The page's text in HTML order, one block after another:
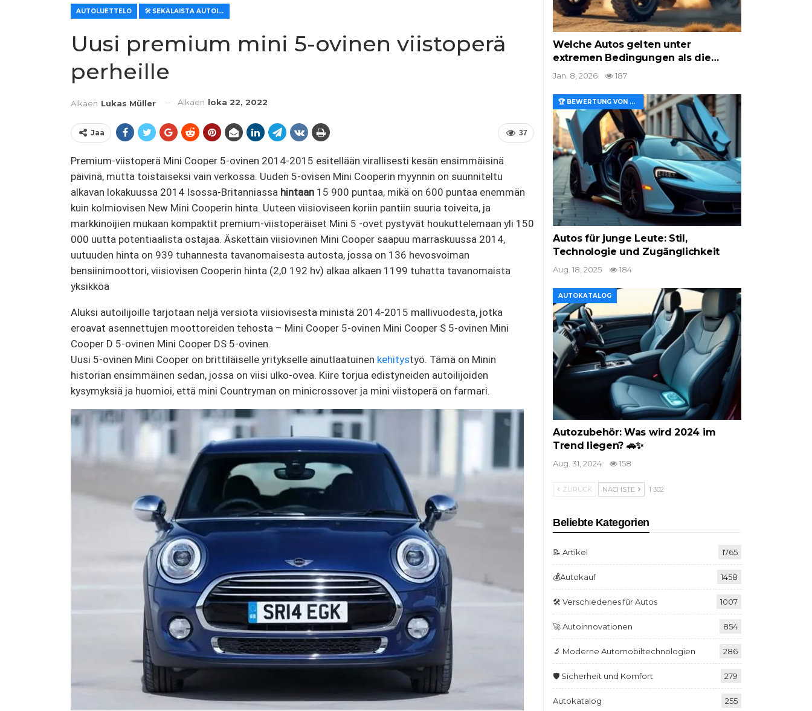
AUTOLUETTELO 🛠️ SEKALAISTA AUTOILLE
Uusi premium mini 5-ovinen viistoperä
perheille
Alkaen Lukas Müller Alkaen loka 22, 2022
37
Jaa
Premium-viistoperä Mini Cooper 5-ovinen 2014-2015 esitellään virallisesti kesän ensimmäisinä
päivinä, mutta toistaiseksi vain verkossa. Uuden 5-ovisen Mini Cooperin myynnin on suunniteltu
alkavan lokakuussa 2014 Isossa-Britanniassa hintaan 15 900 puntaa, mikä on 600 puntaa enemmän
kuin kolmiovisen New Mini Cooperin hinta. Uuteen viisioviseen koriin pantiin suuria toiveita, ja
markkinoijien mukaan kompaktit premium-viistoperäiset Mini 5 -ovet pystyvät houkuttelemaan yli 150
000 uutta potentiaalista ostajaa. Äskettäin viisiovinen Mini Cooper saapuu marraskuussa 2014,
uutuuden hinta on 939 tuhannesta tavanomaisesta autosta, jossa on 136 hevosvoiman
bensiinimoottori, viisiovisen Cooperin hinta (2,0 192 hv) alkaa alkaen 1199 tuhatta tavanomaista
yksikköä
Aluksi autoilijoille tarjotaan neljä versiota viisiovisesta ministä 2014-2015 mallivuodesta, jotka
eroavat asennettujen moottoreiden tehosta – Mini Cooper 5-ovinen Mini Cooper S 5-ovinen Mini
Cooper D 5-ovinen Mini Cooper DS 5-ovinen.
Uusi 5-ovinen Mini Cooper on brittiläiselle yritykselle ainutlaatuinen kehitystyö. Tämä on Minin
historian ensimmäinen sedan, jossa on viisi ulko-ovea. Kiire torjua edistyneiden autoilijoiden
kysymyksiä ja huomioi, että mini Countryman on minicrossover ja mini viistoperä on farmari.
Welche Autos gelten unter
extremen Bedingungen als die…
Jan. 8, 2026 187
🏆 BEWERTUNG VON MERKMALEN UND WERT
Autos für junge Leute: Stil,
Technologie und Zugänglichkeit
Aug. 18, 2025 184
AUTOKATALOG
Autozubehör: Was wird 2024 im
Trend liegen? 🚗✨
Aug. 31, 2024 158
ZURÜCK NÄCHSTE 1 302
Beliebte Kategorien
📝 Artikel 1765
💰Autokauf 1458
🛠️ Verschiedenes für Autos 1007
🚀 Autoinnovationen 854
🔬 Moderne Automobiltechnologien 286
🛡️ Sicherheit und Komfort 279
Autokatalog 255